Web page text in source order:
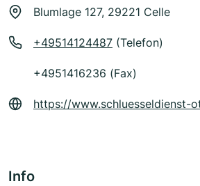
Blumlage 127, 29221 Celle
+49514124487 (Telefon)
+4951416236 (Fax)
https://www.schluesseldienst-
Info